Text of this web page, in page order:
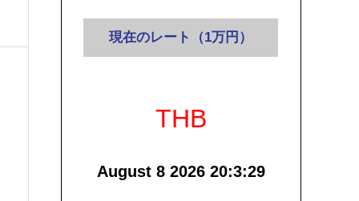
現在のレート（1万円）
THB
August 8 2026 20:3:29